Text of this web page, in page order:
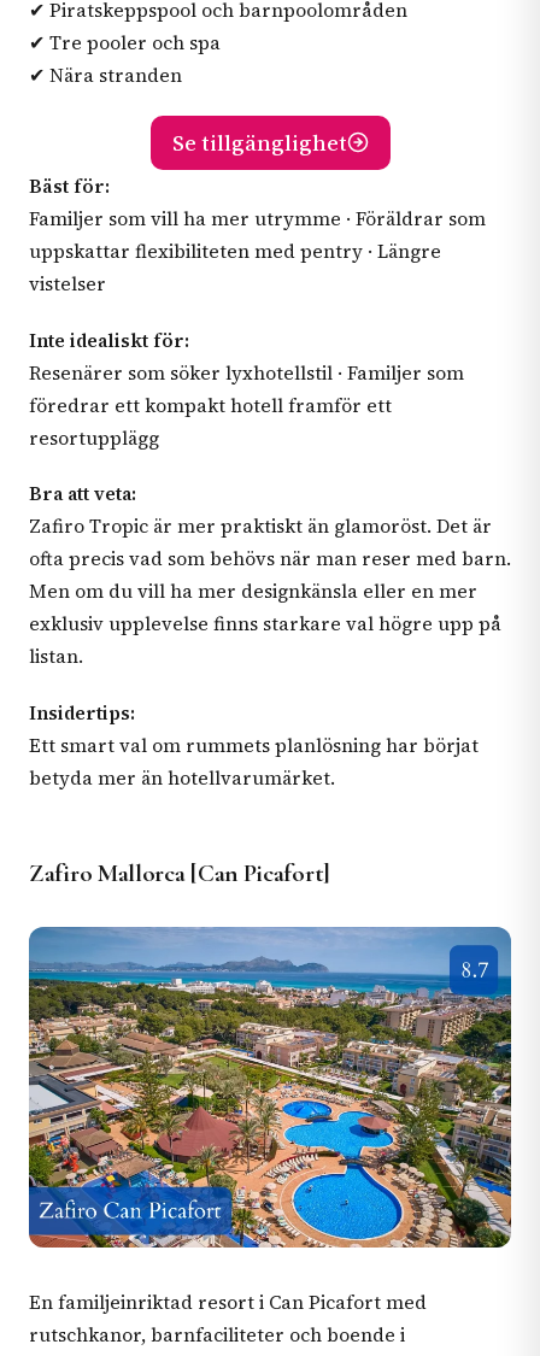
✔ Piratskeppspool och barnpoolområden
✔ Tre pooler och spa
✔ Nära stranden
Se tillgänglighet
Bäst för:
Familjer som vill ha mer utrymme · Föräldrar som
uppskattar flexibiliteten med pentry · Längre
vistelser
Inte idealiskt för:
Resenärer som söker lyxhotellstil · Familjer som
föredrar ett kompakt hotell framför ett
resortupplägg
Bra att veta:
Zafiro Tropic är mer praktiskt än glamoröst. Det är
ofta precis vad som behövs när man reser med barn.
Men om du vill ha mer designkänsla eller en mer
exklusiv upplevelse finns starkare val högre upp på
listan.
Insidertips:
Ett smart val om rummets planlösning har börjat
betyda mer än hotellvarumärket.
Zafiro Mallorca [Can Picafort]
En familjeinriktad resort i Can Picafort med
rutschkanor, barnfaciliteter och boende i